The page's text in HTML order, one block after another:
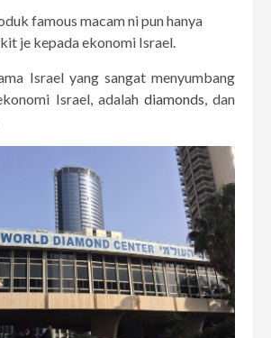
famous macam ni pun hanya
je kepada ekonomi Israel.
Israel yang sangat menyumbang
Israel, adalah diamonds , dan